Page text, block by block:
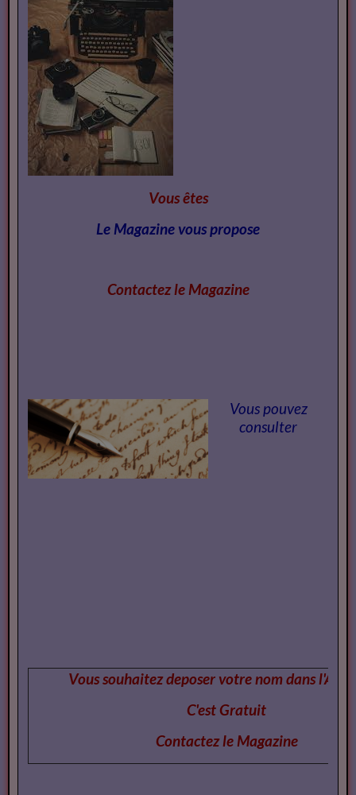
Vous êtes
Le Magazine vous propose
Contactez le Magazine
Vous pouvez
consulter
Vous souhaitez deposer votre nom dans
C'est Gratuit
Contactez le Magazine